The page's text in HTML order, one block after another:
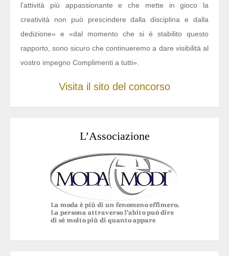
l’attività più appassionante e che mette in gioco la
creatività non può prescindere dalla disciplina e dalla
dedizione» e «dal momento che si è stabilito questo
rapporto, sono sicuro che continueremo a dare visibilità al
vostro impegno Complimenti a tutti».
Visita il sito del concorso
L’Associazione